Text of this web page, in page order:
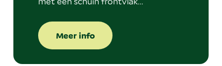
Meer info